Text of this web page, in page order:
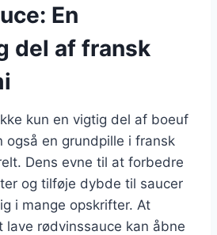
En
del af fransk
kun en vigtig del af boeuf
også en grundpille i fransk
Dens evne til at forbedre
og tilføje dybde til saucer
i mange opskrifter. At
lave rødvinssauce kan åbne